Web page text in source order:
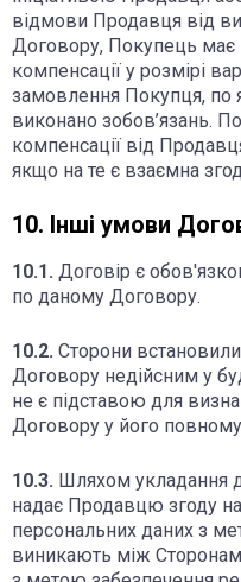
відмови Продавця від
Договору, Покупець має
компенсації у розмірі
замовлення Покупця,
виконано зобов’язань.
компенсації від
якщо на те є взаємна
10. Інші умови
10.1. Договір є
по даному Договору.
10.2. Сторони
Договору недійсним у
не є підставою для
Договору у його повному
10.3. Шляхом укладання
надає Продавцю згоду на
персональних даних з
виникають між